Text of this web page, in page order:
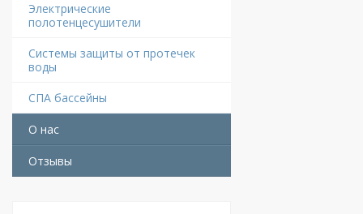
Электрические
полотенцесушители
Системы защиты от протечек
воды
СПА бассейны
О нас
Отзывы